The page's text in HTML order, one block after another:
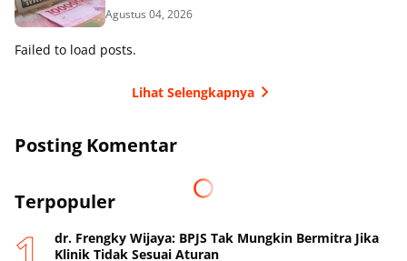
Agustus 04, 2026
Failed to load posts.
Lihat Selengkapnya
Posting Komentar
Terpopuler
dr. Frengky Wijaya: BPJS Tak Mungkin Bermitra Jika
Klinik Tidak Sesuai Aturan